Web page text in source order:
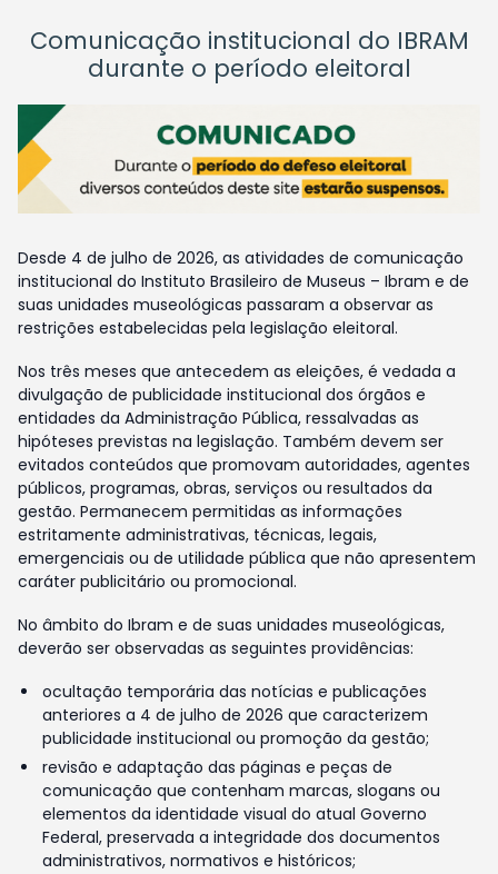
Comunicação institucional do IBRAM
durante o período eleitoral
Desde 4 de julho de 2026, as atividades de comunicação
institucional do Instituto Brasileiro de Museus – Ibram e de
suas unidades museológicas passaram a observar as
restrições estabelecidas pela legislação eleitoral.
Nos três meses que antecedem as eleições, é vedada a
divulgação de publicidade institucional dos órgãos e
entidades da Administração Pública, ressalvadas as
hipóteses previstas na legislação. Também devem ser
evitados conteúdos que promovam autoridades, agentes
públicos, programas, obras, serviços ou resultados da
gestão. Permanecem permitidas as informações
estritamente administrativas, técnicas, legais,
emergenciais ou de utilidade pública que não apresentem
caráter publicitário ou promocional.
No âmbito do Ibram e de suas unidades museológicas,
deverão ser observadas as seguintes providências:
ocultação temporária das notícias e publicações
anteriores a 4 de julho de 2026 que caracterizem
publicidade institucional ou promoção da gestão;
revisão e adaptação das páginas e peças de
comunicação que contenham marcas, slogans ou
elementos da identidade visual do atual Governo
Federal, preservada a integridade dos documentos
administrativos, normativos e históricos;